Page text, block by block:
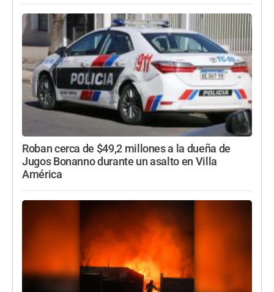
Roban cerca de $49,2 millones a la dueña de
Jugos Bonanno durante un asalto en Villa
América